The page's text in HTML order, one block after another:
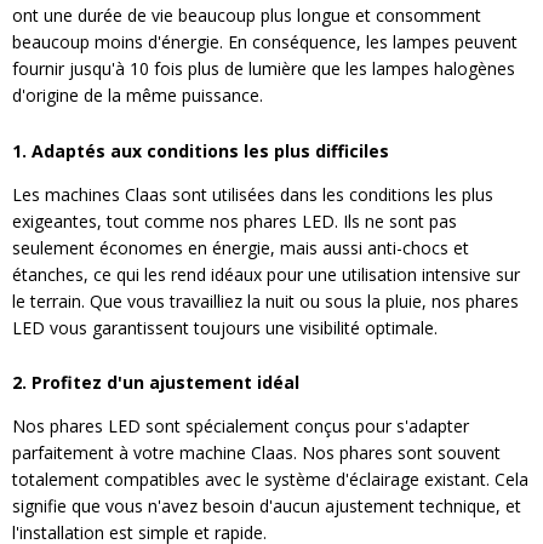
ont une durée de vie beaucoup plus longue et consomment
beaucoup moins d'énergie. En conséquence, les lampes peuvent
fournir jusqu'à 10 fois plus de lumière que les lampes halogènes
d'origine de la même puissance.
1. Adaptés aux conditions les plus difficiles
Les machines Claas sont utilisées dans les conditions les plus
exigeantes, tout comme nos phares LED. Ils ne sont pas
seulement économes en énergie, mais aussi anti-chocs et
étanches, ce qui les rend idéaux pour une utilisation intensive sur
le terrain. Que vous travailliez la nuit ou sous la pluie, nos phares
LED vous garantissent toujours une visibilité optimale.
2. Profitez d'un ajustement idéal
Nos phares LED sont spécialement conçus pour s'adapter
parfaitement à votre machine Claas. Nos phares sont souvent
totalement compatibles avec le système d'éclairage existant. Cela
signifie que vous n'avez besoin d'aucun ajustement technique, et
l'installation est simple et rapide.